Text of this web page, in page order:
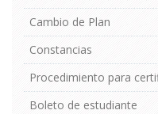
Cambio de Plan
Constancias
Procedimiento para
Boleto de estudiante